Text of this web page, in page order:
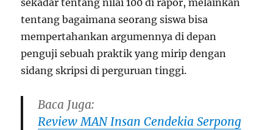
sekadar tentang nilai 100 di rapor, melainkan
tentang bagaimana seorang siswa bisa
mempertahankan argumennya di depan
penguji sebuah praktik yang mirip dengan
sidang skripsi di perguruan tinggi.
Baca Juga:
Review MAN Insan Cendekia Serpong